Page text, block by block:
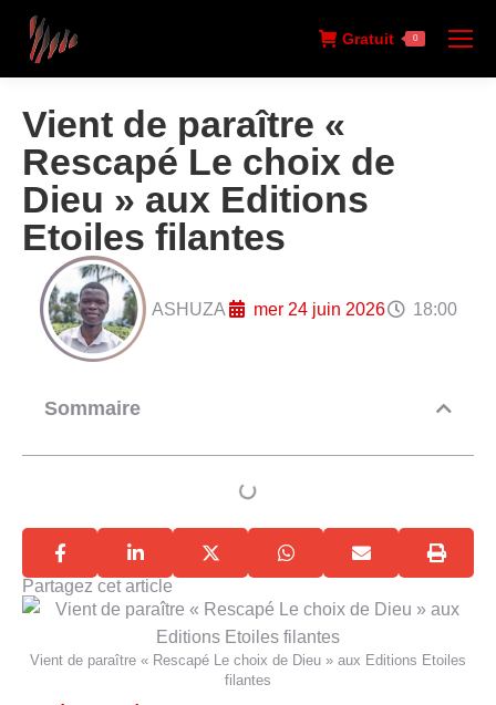
Gratuit 0
Vient de paraître «
Rescapé Le choix de
Dieu » aux Editions
Etoiles filantes
ASHUZA mer 24 juin 2026 18:00
Sommaire
Partagez cet article
Vient de paraître « Rescapé Le choix de Dieu » aux Editions Etoiles
filantes